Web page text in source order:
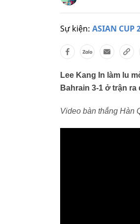
Sự kiện: ASIAN CUP
Lee Kang In làm lu
Bahrain 3-1 ở trận ra
Video bàn thắng Hàn